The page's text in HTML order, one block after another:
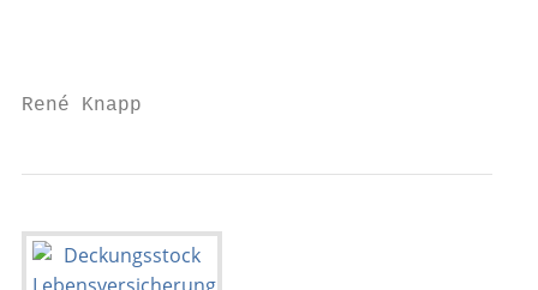
René Knapp